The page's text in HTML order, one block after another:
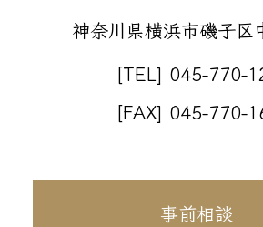
神奈川県横浜市磯子区
[TEL] 045-770-
[FAX] 045-770-
事前相談